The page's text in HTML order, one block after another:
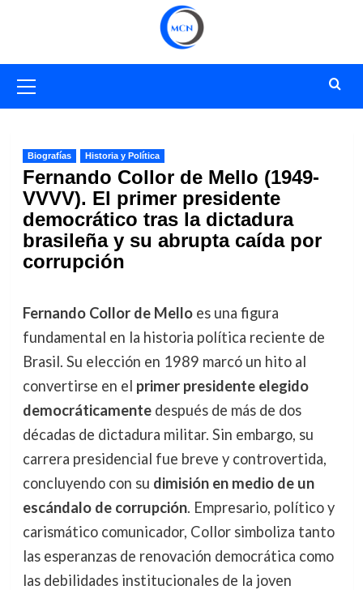
primario
Biografías Historia y Política
Fernando Collor de Mello (1949-
VVVV). El primer presidente
democrático tras la dictadura
brasileña y su abrupta caída por
corrupción
Fernando Collor de Melloes una figura
fundamental en la historia política reciente de
Brasil. Su elección en 1989 marcó un hito al
convertirse en el primer presidente elegido
democráticamentedespués de más de dos
décadas de dictadura militar. Sin embargo, su
carrera presidencial fue breve y controvertida,
concluyendo con su dimisión en medio de un
escándalo de corrupción. Empresario, político y
carismático comunicador, Collor simboliza tanto
las esperanzas de renovación democrática como
las debilidades institucionales de la joven